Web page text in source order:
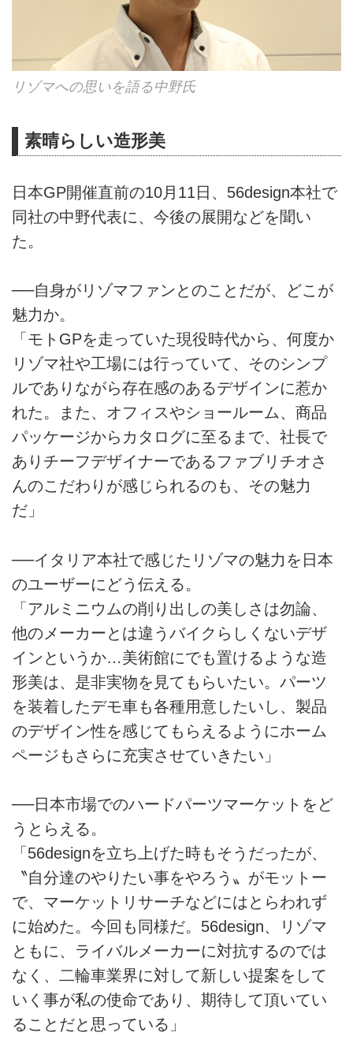
リゾマへの思いを語る中野氏
素晴らしい造形美
日本GP開催直前の10月11日、56design本社で
同社の中野代表に、今後の展開などを聞い
た。
──自身がリゾマファンとのことだが、どこが
魅力か。
「モトGPを走っていた現役時代から、何度か
リゾマ社や工場には行っていて、そのシンプ
ルでありながら存在感のあるデザインに惹か
れた。また、オフィスやショールーム、商品
パッケージからカタログに至るまで、社長で
ありチーフデザイナーであるファブリチオさ
んのこだわりが感じられるのも、その魅力
だ」
──イタリア本社で感じたリゾマの魅力を日本
のユーザーにどう伝える。
「アルミニウムの削り出しの美しさは勿論、
他のメーカーとは違うバイクらしくないデザ
インというか…美術館にでも置けるような造
形美は、是非実物を見てもらいたい。パーツ
を装着したデモ車も各種用意したいし、製品
のデザイン性を感じてもらえるようにホーム
ページもさらに充実させていきたい」
──日本市場でのハードパーツマーケットをど
うとらえる。
「56designを立ち上げた時もそうだったが、
〝自分達のやりたい事をやろう〟がモットー
で、マーケットリサーチなどにはとらわれず
に始めた。今回も同様だ。56design、リゾマ
ともに、ライバルメーカーに対抗するのでは
なく、二輪車業界に対して新しい提案をして
いく事が私の使命であり、期待して頂いてい
ることだと思っている」